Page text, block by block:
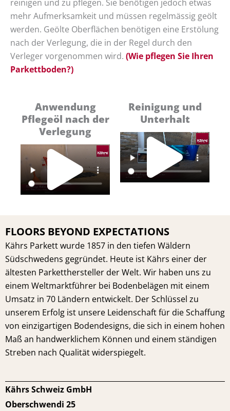
reinigen und zu pflegen. Sie benötigen jedoch etwas
mehr Aufmerksamkeit und müssen regelmässig geölt
werden. Geölte Oberflächen benötigen eine Erstölung
nach der Verlegung, die in der Regel durch den
Verleger vorgenommen wird. (Wie pflegen Sie Ihren
Parkettboden?)
Anwendung
Pflegeöl nach der
Verlegung
Play
Video
Reinigung und
Unterhalt
FLOORS BEYOND EXPECTATIONS
Kährs Parkett wurde 1857 in den tiefen Wäldern
Südschwedens gegründet. Heute ist Kährs einer der
ältesten Parketthersteller der Welt. Wir haben uns zu
einem Weltmarktführer bei Bodenbelägen mit einem
Umsatz in 70 Ländern entwickelt. Der Schlüssel zu
unserem Erfolg ist unsere Leidenschaft für die Schaffung
von einzigartigen Bodendesigns, die sich in einem hohen
Maß an handwerklichem Können und einem ständigen
Streben nach Qualität widerspiegelt.
Kährs Schweiz GmbH
Oberschwendi 25